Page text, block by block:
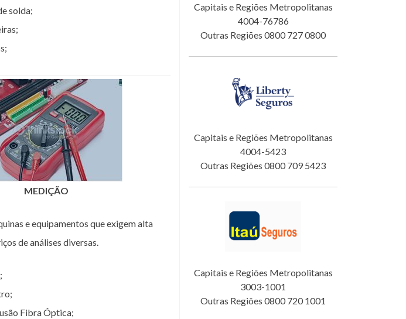
solda;
MEDIÇÃO
e equipamentos que exigem alta
de análises diversas.
Fibra Óptica;
Capitais e Regiões Metropolitanas
4004-76786
Outras Regiões 0800 727 0800
Capitais e Regiões Metropolitanas
4004-5423
Outras Regiões 0800 709 5423
Capitais e Regiões Metropolitanas
3003-1001
Outras Regiões 0800 720 1001